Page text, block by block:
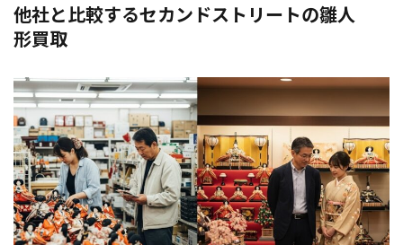
他社と比較するセカンドストリートの雛人
形買取